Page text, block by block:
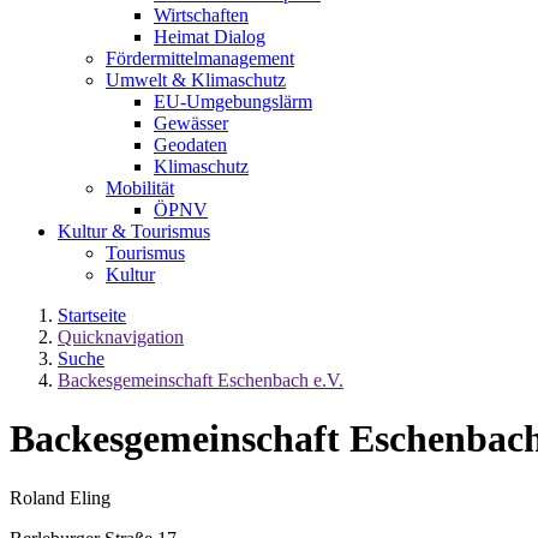
Wirtschaften
Heimat Dialog
Fördermittelmanagement
Umwelt & Klimaschutz
EU-Umgebungslärm
Gewässer
Geodaten
Klimaschutz
Mobilität
ÖPNV
Kultur & Tourismus
Tourismus
Kultur
Startseite
Quicknavigation
Suche
Backesgemeinschaft Eschenbach e.V.
Backesgemeinschaft
Roland Eling